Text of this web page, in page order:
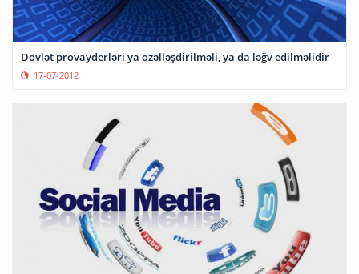
Dövlət provayderləri ya özəlləşdirilməli, ya da ləğv edilməlidir
17-07-2012